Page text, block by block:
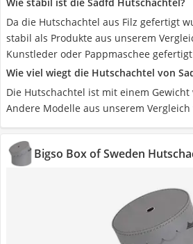
Da die Hutschachtel aus Filz gefertigt
stabil als Produkte aus unserem
Kunstleder oder Pappmaschee
Wie viel wiegt die Hutschachtel von
Die Hutschachtel ist mit einem Gewicht
Andere Modelle aus unserem
Bigso Box of Sweden